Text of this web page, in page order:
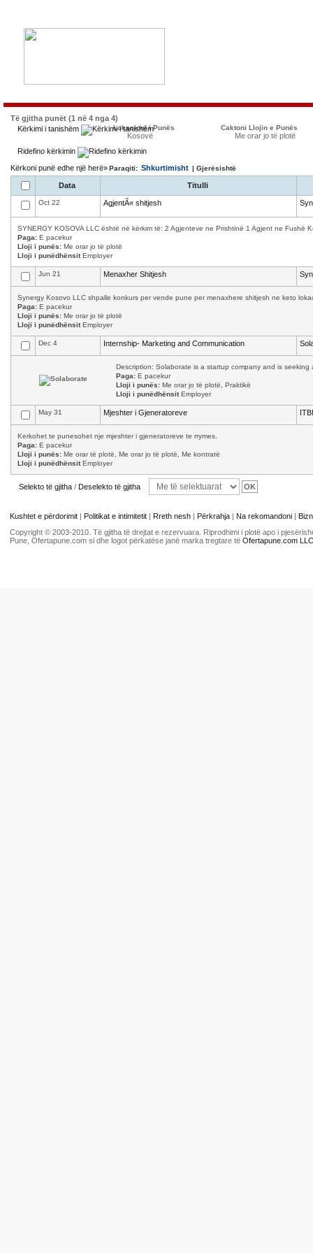
Të gjitha punët (1 në 4 nga 4)
Kërkimi i tanishëm
Lokacioni i Punës
Kosovë
Caktoni Llojin e Punës
Me orar jo të plotë
Ridefino kërkimin
Kërkoni punë edhe një herë»Paraqiti: Shkurtimisht | Gjerësishtë
Data Titulli
Oct 22 AgjentÃ« shitjesh
SYNERGY KOSOVA LLC është në kërkim të: 2 Agjenteve ne Prishtinë 1 Agjent ne Fushë
Paga: E pacekur
Lloji i punës: Me orar jo të plotë
Lloji i punëdhënsitEmployer
Jun 21 Menaxher Shitjesh
Synergy Kosovo LLC shpalle konkurs per vende pune per menaxhere shitjesh ne keto
Paga: E pacekur
Lloji i punës: Me orar jo të plotë
Lloji i punëdhënsitEmployer
Dec 4 Internship- Marketing and Communication
Description: Solaborate is a startup company and is
Paga: E pacekur
Lloji i punës: Me orar jo të plotë, Praktikë
Lloji i punëdhënsitEmployer
May 31 Mjeshter i Gjeneratoreve
Kerkohet te punesohet nje mjeshter i gjeneratoreve te rrymes.
Paga: E pacekur
Lloji i punës: Me orar të plotë, Me orar jo të plotë, Me kontratë
Lloji i punëdhënsitEmployer
Selekto të gjitha / Deselekto të gjitha
Kushtet e përdorimit | Politikat e intimitetit | Rreth nesh | Përkrahja | Na rekomandoni |
Copyright © 2003-2010. Të gjitha të drejtat e rezervuara. Riprodhimi i plotë apo i
Pune, Ofertapune.com si dhe logot përkatëse janë marka tregtare të Ofertapune.com LLC